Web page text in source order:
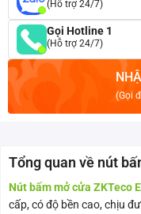
(Hỗ trợ 24/7)
Gọi Hotline 1
(Hỗ trợ 24/7)
(Gọi
Tổng quan về nút
Nút bấm mở cửa ZKTeco
cấp, có độ bền cao, chịu